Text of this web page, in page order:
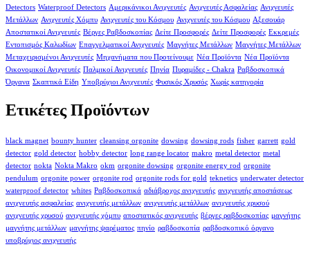
Detectors Waterproof Detectors Αμερικάνικοι Ανιχνευτές Ανιχνευτές Ασφαλείας Ανιχνευτές
Μετάλλων Ανιχνευτές Χόμπυ Ανιχνευτές του Κόσμου Ανιχνευτές του Κόσμου Αξεσουάρ
Αποστατικοί Ανιχνευτές Βέργες Ραβδοσκοπίας Δείτε Προσφορές Δείτε Προσφορές Εκκρεμές
Εντοπισμός Καλωδίων Επαγγελματικοί Ανιχνευτές Μαγνήτες Μετάλλων Μαγνήτες Μετάλλων
Μεταχειρισμένοι Ανιχνευτές Μηχανήματα που Προτείνουμε Νέα Προϊόντα Νέα Προϊόντα
Οικονομικοί Ανιχνευτές Παλμικοί Ανιχνευτές Πηνία Πυραμίδες - Chakra Ραβδοσκοπικά
Όργανα Σκαπτικά Είδη Υποβρύχιοι Ανιχνευτές Φυσικός Χρυσός Χωρίς κατηγορία
Ετικέτες Προϊόντων
black magnet bounty hunter cleansing orgonite dowsing dowsing rods fisher garrett gold
detector gold detector hobby detector long range locator makro metal detector metal
detector nokta Nokta Makro okm orgonite dowsing orgonite energy rod orgonite
pendulum orgonite power orgonite rod orgonite rods for gold teknetics underwater detector
waterproof detector whites Ραβδοσκοπικά αδιάβροχος ανιχνευτής ανιχνευτής αποστάσεως
ανιχνευτής ασφαλείας ανιχνευτής μετάλλων ανιχνευτής μετάλλων ανιχνευτής χρυσού
ανιχνευτής χρυσού ανιχνευτής χόμπυ αποστατικός ανιχνευτής βέργες ραβδοσκοπίας μαγνήτης
μαγνήτης μετάλλων μαγνήτης ψαρέματος πηνίο ραβδοσκοπία ραβδοσκοπικό όργανο
υποβρύχιος ανιχνευτής